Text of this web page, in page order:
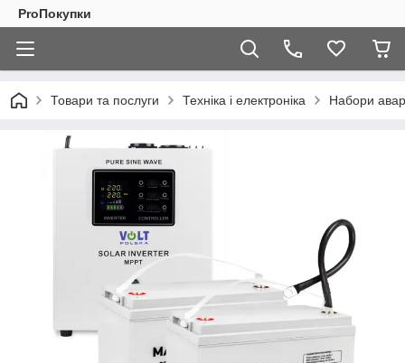
ProПокупки
Товари та послуги Техніка і електроніка Набори